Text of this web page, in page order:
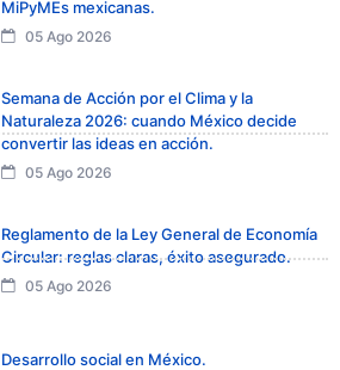
MiPyMEs mexicanas.
05 Ago 2026
Semana de Acción por el Clima y la
Naturaleza 2026: cuando México decide
convertir las ideas en acción.
05 Ago 2026
Reglamento de la Ley General de Economía
Circular: reglas claras, éxito asegurado.
05 Ago 2026
Desarrollo social en México.